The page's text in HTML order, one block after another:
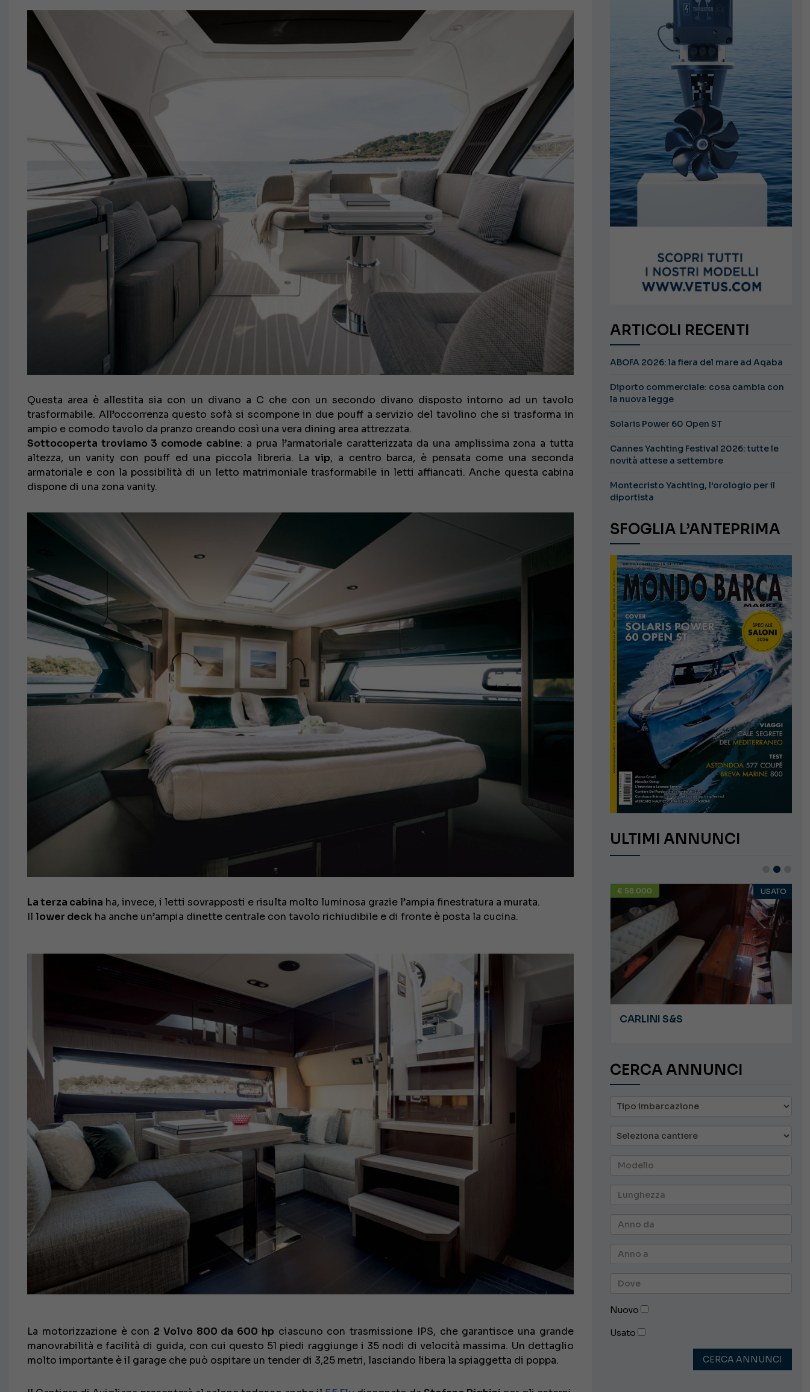
Questa area è allestita sia con un divano a C che con un secondo divano disposto intorno ad un tavolo
trasformabile. All’occorrenza questo sofà si scompone in due pouff a servizio del tavolino che si trasforma in
ampio e comodo tavolo da pranzo creando così una vera dining area attrezzata.
Sottocoperta troviamo 3 comode cabine: a prua l’armatoriale caratterizzata da una amplissima zona a tutta
altezza, un vanity con pouff ed una piccola libreria. Lavip, a centro barca, è pensata come una seconda
armatoriale e con la possibilità di un letto matrimoniale trasformabile in letti affiancati. Anche questa cabina
dispone di una zona vanity.
La terza cabina ha, invece, i letti sovrapposti e risulta molto luminosa grazie l’ampia finestratura a murata.
Il lower deck ha anche un’ampia dinette centrale con tavolo richiudibile e di fronte è posta la cucina.
La motorizzazione è con 2 Volvo 800 da 600 hp ciascuno con trasmissione IPS, che garantisce una grande
manovrabilità e facilità di guida, con cui questo 51 piedi raggiunge i 35 nodi di velocità massima. Un dettaglio
molto importante è il garage che può ospitare un tender di 3,25 metri, lasciando libera la spiaggetta di poppa.
ARTICOLI RECENTI
ABOFA 2026: la fiera del mare ad Aqaba
Diporto commerciale: cosa cambia con
la nuova legge
Solaris Power 60 Open ST
Cannes Yachting Festival 2026: tutte le
novità attese a settembre
Montecristo Yachting, l’orologio per il
diportista
SFOGLIA L’ANTEPRIMA
ULTIMI ANNUNCI
€ 58.000 USATO
CARLINI S&S
CERCA ANNUNCI
Nuovo
Usato
CERCA ANNUNCI